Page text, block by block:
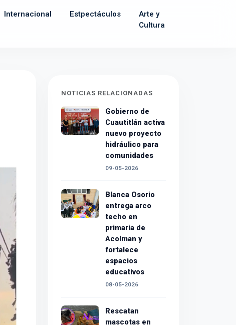
Internacional Estpectáculos
Arte y
Cultura
NOTICIAS RELACIONADAS
Gobierno de
Cuautitlán activa
nuevo proyecto
hidráulico para
comunidades
09-05-2026
Blanca Osorio
entrega arco
techo en
primaria de
Acolman y
fortalece
espacios
educativos
08-05-2026
Rescatan
mascotas en